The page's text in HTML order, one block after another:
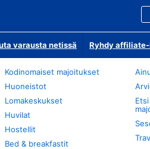
varausta netissä Ryhdy
Kodinomaiset majoitukset
Huoneistot
Lomakeskukset
Huvilat
Hostellit
Bed & breakfastit